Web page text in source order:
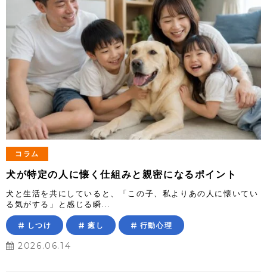
コラム
犬が特定の人に懐く仕組みと親密になるポイント
犬と生活を共にしていると、「この子、私よりあの人に懐いてい
る気がする」と感じる瞬...
しつけ 癒し 行動心理
2026.06.14